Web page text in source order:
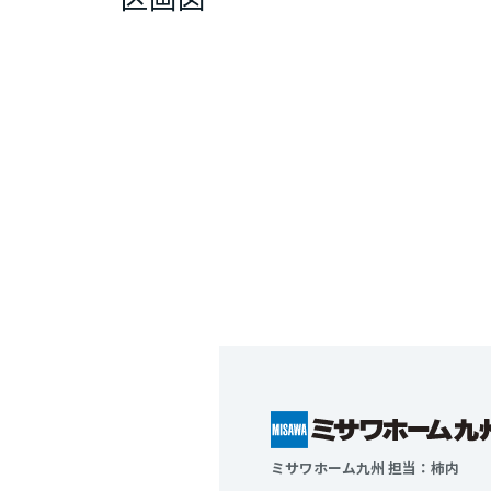
ミサワホーム九州 担当：柿内